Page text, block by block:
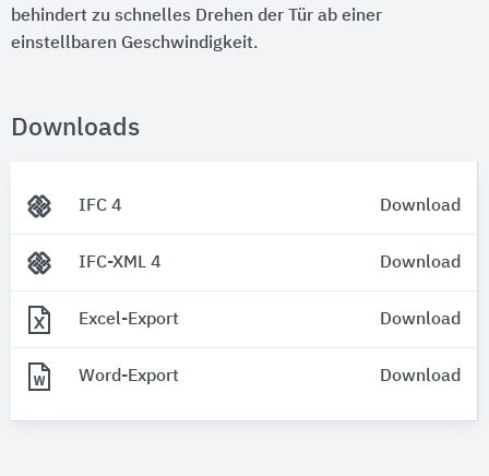
behindert zu schnelles Drehen der Tür ab einer
einstellbaren Geschwindigkeit.
Downloads
IFC 4 Download
IFC-XML 4 Download
Excel-Export Download
Word-Export Download